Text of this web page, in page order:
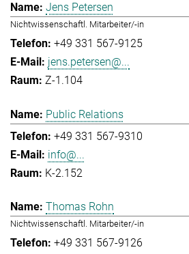
Jens Petersen
Nichtwissenschaftl. Mitarbeiter/-in
+49 331 567-9125
jens.petersen@...
Z-1.104
Public Relations
+49 331 567-9310
info@...
K-2.152
Thomas Rohn
Nichtwissenschaftl. Mitarbeiter/-in
+49 331 567-9126